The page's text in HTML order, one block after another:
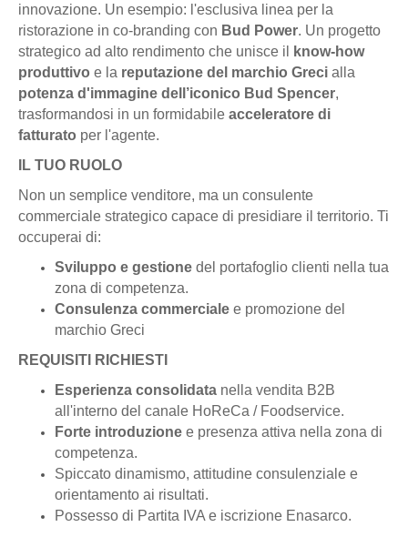
innovazione. Un esempio: l'esclusiva linea per la
ristorazione in co-branding con Bud Power. Un progetto
strategico ad alto rendimento che unisce il
know-how
produttivo e la reputazione del marchio Greci alla
potenza d'immagine dell’iconico Bud Spencer,
trasformandosi in un formidabile acceleratore di
fatturato per l'agente.
IL TUO RUOLO
Non un semplice venditore, ma un consulente
commerciale strategico capace di presidiare il territorio. Ti
occuperai di:
Sviluppo e gestione del portafoglio clienti nella tua
zona di competenza.
Consulenza commerciale e promozione del
marchio Greci
REQUISITI RICHIESTI
Esperienza consolidata nella vendita B2B
all'interno del canale HoReCa / Foodservice.
Forte introduzione e presenza attiva nella zona di
competenza.
Spiccato dinamismo, attitudine consulenziale e
orientamento ai risultati.
Possesso di Partita IVA e iscrizione Enasarco.